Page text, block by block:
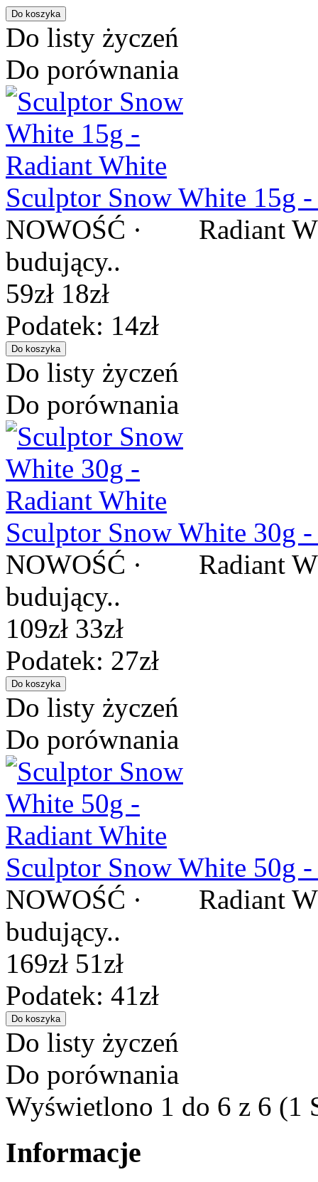
Do listy życzeń
Do porównania
Sculptor Snow White 15g
NOWOŚĆ · Radiant
budujący..
59zł 18zł
Podatek: 14zł
Do listy życzeń
Do porównania
Sculptor Snow White 30g
NOWOŚĆ · Radiant
budujący..
109zł 33zł
Podatek: 27zł
Do listy życzeń
Do porównania
Sculptor Snow White 50g
NOWOŚĆ · Radiant
budujący..
169zł 51zł
Podatek: 41zł
Do listy życzeń
Do porównania
Wyświetlono 1 do 6 z 6 (1
Informacje